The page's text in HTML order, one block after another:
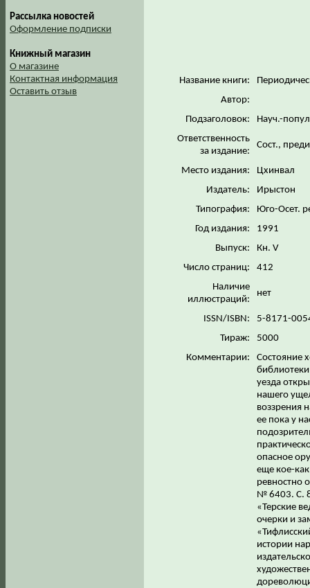
Рассылка новостей
Оформление подписки
Книжный магазин
О магазине
Контактная информация
Оставить отзыв
Название книги:
Автор:
Подзаголовок:
Науч.-
Ответственность
за издание:
Сост.,
Место издания:
Цхинвал
Издатель:
Ирыстон
Типография:
Юго-Осет.
Год издания:
1991
Выпуск:
Кн. V
Число страниц:
412
Наличие
иллюстраций:
нет
ISSN/ISBN:
5-8171-
Тираж:
5000
Комментарии:
Состояние
уезда
нашего
воззрения
ее пока у
опасное
еще кое-
ревностно
№ 6403. С.
«Терские
очерки и
истории